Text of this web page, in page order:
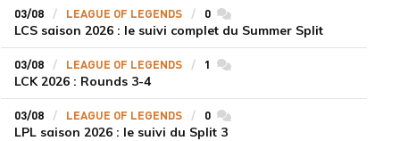
03/08 LEAGUE OF LEGENDS 0commentaires
LCS saison 2026 : le suivi complet du Summer Split
03/08 LEAGUE OF LEGENDS 1 commentaires
LCK 2026 : Rounds 3-4
03/08 LEAGUE OF LEGENDS 0commentaires
LPL saison 2026 : le suivi du Split 3